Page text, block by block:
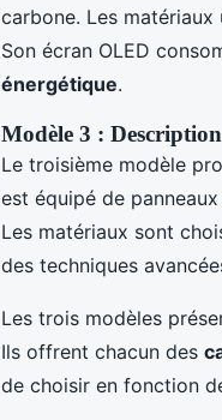
carbone. Les
Son écran OLED
énergétique.
Modèle 3 :
Le troisième modèle
est équipé de
Les matériaux sont
des techniques
Les trois modèles
Ils offrent chacun des
de choisir en fonction